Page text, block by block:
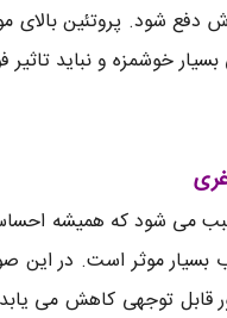
شود. پروتئین بالای
خوشمزه و نباید
سبب می شود که همیشه
بسیار موثر است. در
قابل توجهی کاهش می